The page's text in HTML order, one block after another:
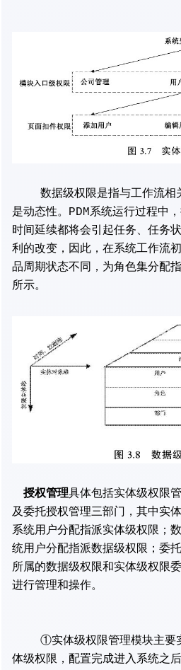
数据级权限是指与工作流相
是动态性。PDM系统运行过程中
时间延续都将会引起任务、任务
利的改变，因此，在系统工作流
品周期状态不同，为角色集分配
所示。
授权管理具体包括实体级权限
及委托授权管理三部门，其中实
系统用户分配指派实体级权限；
统用户分配指派数据级权限；委
所属的数据级权限和实体级权限
进行管理和操作。
①实体级权限管理模块主要实
体级权限，配置完成进入系统之